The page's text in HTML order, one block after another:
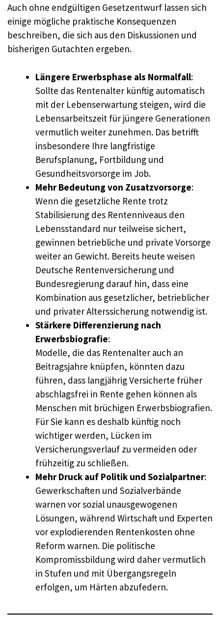
Auch ohne endgültigen Gesetzentwurf lassen sich
einige mögliche praktische Konsequenzen
beschreiben, die sich aus den Diskussionen und
bisherigen Gutachten ergeben.
Längere Erwerbsphase als Normalfall:
Sollte das Rentenalter künftig automatisch
mit der Lebenserwartung steigen, wird die
Lebensarbeitszeit für jüngere Generationen
vermutlich weiter zunehmen. Das betrifft
insbesondere Ihre langfristige
Berufsplanung, Fortbildung und
Gesundheitsvorsorge im Job.
Mehr Bedeutung von Zusatzvorsorge:
Wenn die gesetzliche Rente trotz
Stabilisierung des Rentenniveaus den
Lebensstandard nur teilweise sichert,
gewinnen betriebliche und private Vorsorge
weiter an Gewicht. Bereits heute weisen
Deutsche Rentenversicherung und
Bundesregierung darauf hin, dass eine
Kombination aus gesetzlicher, betrieblicher
und privater Alterssicherung notwendig ist.
Stärkere Differenzierung nach
Erwerbsbiografie:
Modelle, die das Rentenalter auch an
Beitragsjahre knüpfen, könnten dazu
führen, dass langjährig Versicherte früher
abschlagsfrei in Rente gehen können als
Menschen mit brüchigen Erwerbsbiografien.
Für Sie kann es deshalb künftig noch
wichtiger werden, Lücken im
Versicherungsverlauf zu vermeiden oder
frühzeitig zu schließen.
Mehr Druck auf Politik und Sozialpartner:
Gewerkschaften und Sozialverbände
warnen vor sozial unausgewogenen
Lösungen, während Wirtschaft und Experten
vor explodierenden Rentenkosten ohne
Reform warnen. Die politische
Kompromissbildung wird daher vermutlich
in Stufen und mit Übergangsregeln
erfolgen, um Härten abzufedern.